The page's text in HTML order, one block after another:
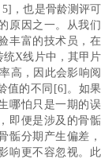
5] ，也是骨龄测评可
原因之一。从我们
丰富的技术员，在
统X线片中，其甲片
高，因此会影响阅
值的不同 [6] 。如果
哪怕只是一期的误
即便是涉及的骨骺
骺分期产生偏差，
响更不容忽视。此